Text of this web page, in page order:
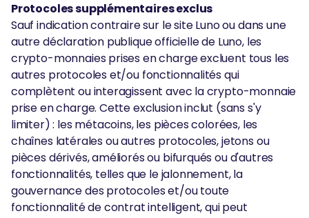
Protocoles supplémentaires exclus
Sauf indication contraire sur le site Luno ou dans une
autre déclaration publique officielle de Luno, les
crypto-monnaies prises en charge excluent tous les
autres protocoles et/ou fonctionnalités qui
complètent ou interagissent avec la crypto-monnaie
prise en charge. Cette exclusion inclut (sans s'y
limiter) : les métacoins, les pièces colorées, les
chaînes latérales ou autres protocoles, jetons ou
pièces dérivés, améliorés ou bifurqués ou d'autres
fonctionnalités, telles que le jalonnement, la
gouvernance des protocoles et/ou toute
fonctionnalité de contrat intelligent, qui peut